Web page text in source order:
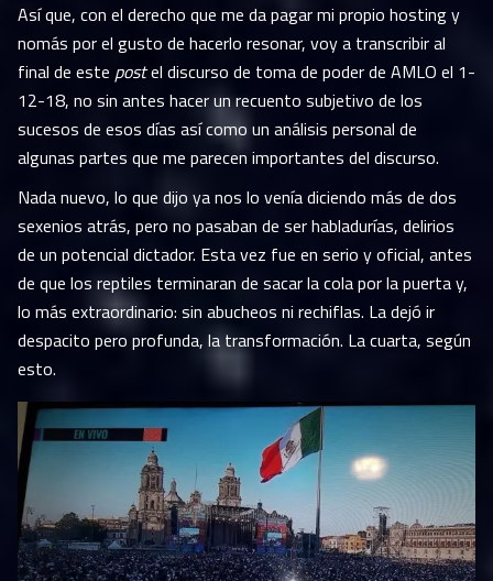
Así que, con el derecho que me da pagar mi propio hosting y
nomás por el gusto de hacerlo resonar, voy a transcribir al
final de este postel discurso de toma de poder de AMLO el 1-
12-18, no sin antes hacer un recuento subjetivo de los
sucesos de esos días así como un análisis personal de
algunas partes que me parecen importantes del discurso.
Nada nuevo, lo que dijo ya nos lo venía diciendo más de dos
sexenios atrás, pero no pasaban de ser habladurías, delirios
de un potencial dictador. Esta vez fue en serio y oficial, antes
de que los reptiles terminaran de sacar la cola por la puerta y,
lo más extraordinario: sin abucheos ni rechiflas. La dejó ir
despacito pero profunda, la transformación. La cuarta, según
esto.